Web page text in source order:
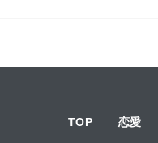
TOP 恋愛